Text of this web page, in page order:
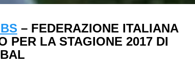
– FEDERAZIONE ITALIANA
PER LA STAGIONE 2017 DI